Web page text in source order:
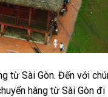
từ Sài Gòn. Đến với
hàng từ Sài Gòn đi